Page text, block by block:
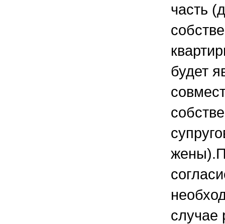
часть
будет
случае